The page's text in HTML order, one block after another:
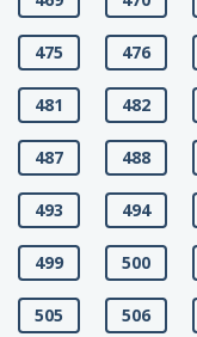
475 476
481 482
487 488
493 494
499 500
505 506